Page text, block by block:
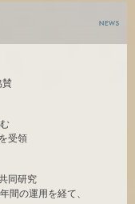
賛
受領
同研究
間の運用を経て、